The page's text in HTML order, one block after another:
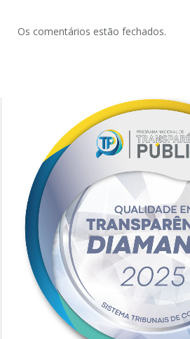
Os comentários estão fechados.